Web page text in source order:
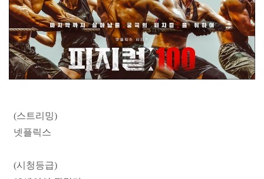
(스트리밍)
넷플릭스
(시청등급)